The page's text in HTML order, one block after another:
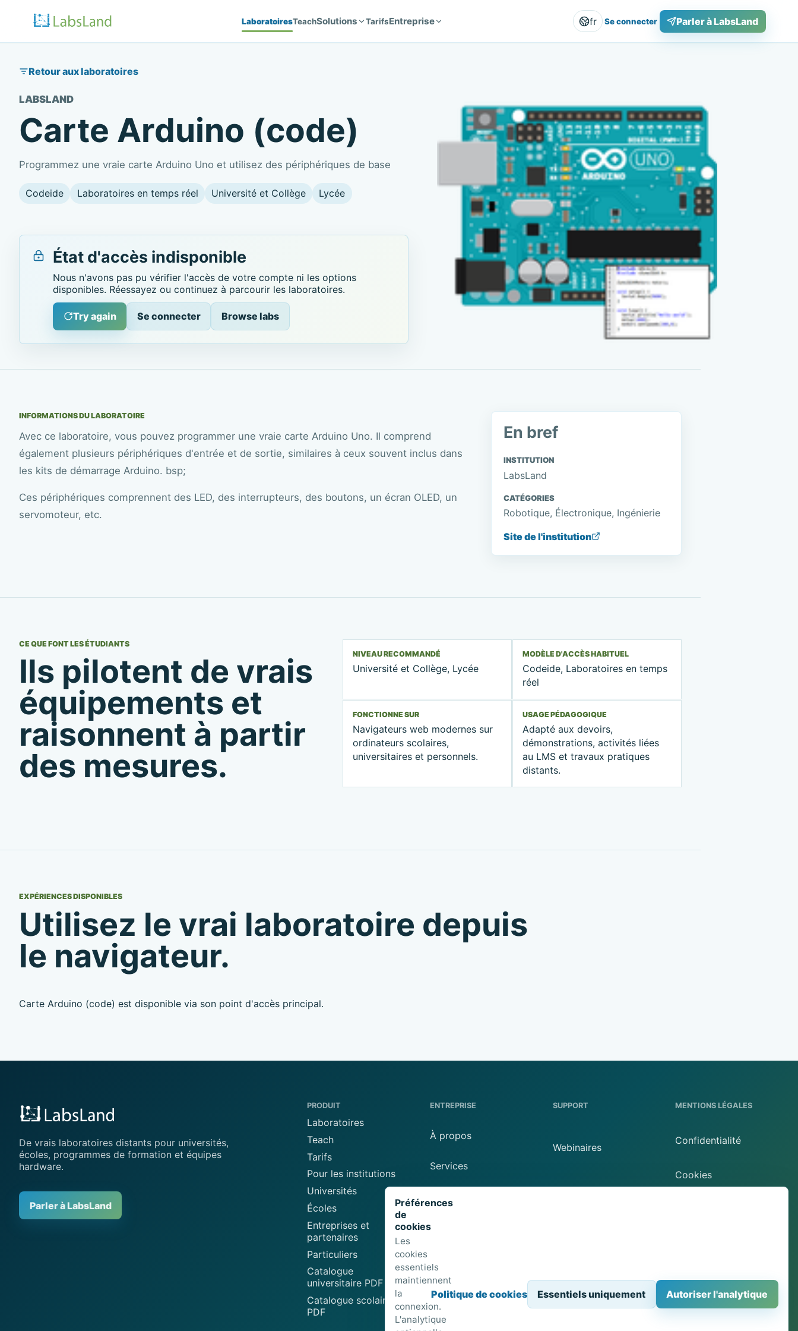
LaboratoiresTeachSolutions TarifsEntreprise fr Se connecter Parler à LabsLand
Retour aux laboratoires
LABSLAND
Carte Arduino (code)
Programmez une vraie carte Arduino Uno et utilisez des périphériques de base
Codeide Laboratoires en temps réel Université et Collège Lycée
État d'accès indisponible
Nous n'avons pas pu vérifier l'accès de votre compte ni les options
disponibles. Réessayez ou continuez à parcourir les laboratoires.
Try again Se connecter Browse labs
INFORMATIONS DU LABORATOIRE
Avec ce laboratoire, vous pouvez programmer une vraie carte Arduino Uno. Il comprend
également plusieurs périphériques d'entrée et de sortie, similaires à ceux souvent inclus dans
les kits de démarrage Arduino. bsp;
Ces périphériques comprennent des LED, des interrupteurs, des boutons, un écran OLED, un
servomoteur, etc.
En bref
INSTITUTION
LabsLand
CATÉGORIES
Robotique, Électronique, Ingénierie
Site de l'institution
CE QUE FONT LES ÉTUDIANTS
Ils pilotent de vrais
équipements et
raisonnent à partir
des mesures.
NIVEAU RECOMMANDÉ
Université et Collège, Lycée
MODÈLE D'ACCÈS HABITUEL
Codeide, Laboratoires en temps
réel
FONCTIONNE SUR
Navigateurs web modernes sur
ordinateurs scolaires,
universitaires et personnels.
USAGE PÉDAGOGIQUE
Adapté aux devoirs,
démonstrations, activités liées
au LMS et travaux pratiques
distants.
EXPÉRIENCES DISPONIBLES
Utilisez le vrai laboratoire depuis
le navigateur.
Carte Arduino (code) est disponible via son point d'accès principal.
De vrais laboratoires distants pour universités,
écoles, programmes de formation et équipes
hardware.
Parler à LabsLand
PRODUIT
Laboratoires
Teach
Tarifs
Pour les institutions
Universités
Écoles
Entreprises et
partenaires
Particuliers
Catalogue
universitaire PDF
Catalogue scolaire
PDF
ENTREPRISE
À propos
Services
Blog
Suggérer un
laboratoire
SUPPORT
Webinaires
Aide enseignement
MENTIONS LÉGALES
Confidentialité
Cookies
Préférences de
cookies
Préférences
de
cookies
Les
cookies
essentiels
maintiennent
la
connexion.
L'analytique
Politique de cookies Essentiels uniquement Autoriser l'analytique